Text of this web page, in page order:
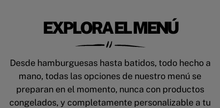
EXPLORA EL MENÚ
Desde hamburguesas hasta batidos, todo hecho a
mano, todas las opciones de nuestro menú se
preparan en el momento, nunca con productos
congelados, y completamente personalizable a tu